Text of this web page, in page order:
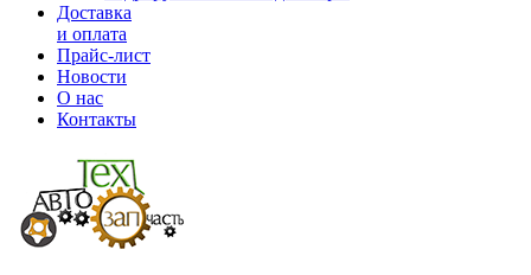
Доставка
и оплата
Прайс-лист
Новости
О нас
Контакты